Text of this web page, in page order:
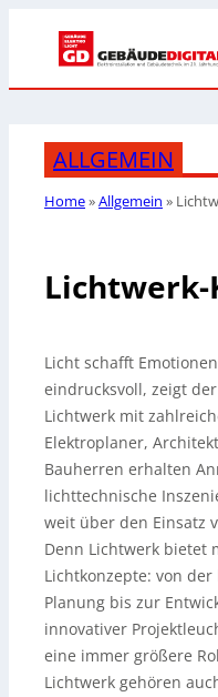
ALLGEMEIN
Home»Allgemein »
Lichtwerk-
Licht schafft
eindrucksvoll, zeigt
Lichtwerk mit
Elektroplaner,
Bauherren erhalten
lichttechnische
weit über den Einsatz
Denn Lichtwerk bietet
Lichtkonzepte: von
Planung bis zur
innovativer
eine immer größere
Lichtwerk gehören